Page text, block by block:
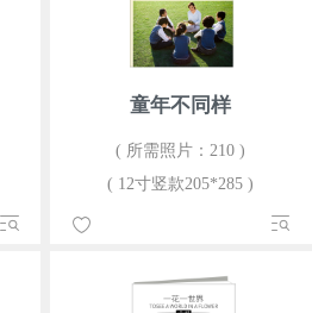
童年不同样
( 所需照片：210 )
( 12寸竖款205*285 )